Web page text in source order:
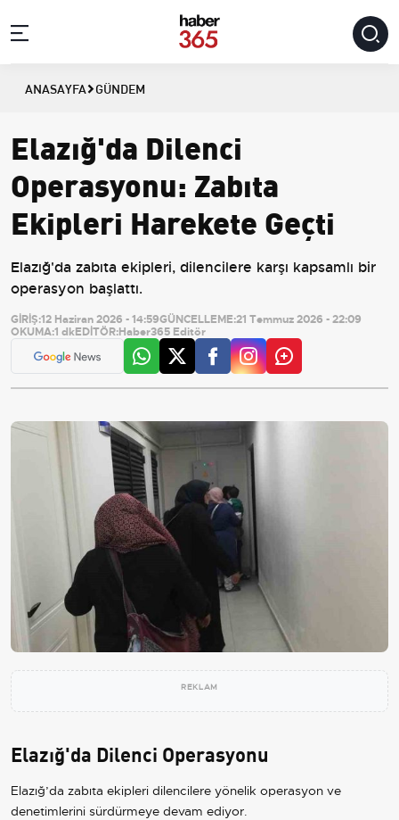
ANASAYFA GÜNDEM
Elazığ'da Dilenci
Operasyonu: Zabıta
Ekipleri Harekete Geçti
Elazığ'da zabıta ekipleri, dilencilere karşı kapsamlı bir
operasyon başlattı.
GİRİŞ:12 Haziran 2026 - 14:59GÜNCELLEME:21 Temmuz 2026 - 22:09
OKUMA:1 dkEDİTÖR:Haber365 Editör
REKLAM
Elazığ'da Dilenci Operasyonu
Elazığ’da zabıta ekipleri dilencilere yönelik operasyon ve
denetimlerini sürdürmeye devam ediyor.